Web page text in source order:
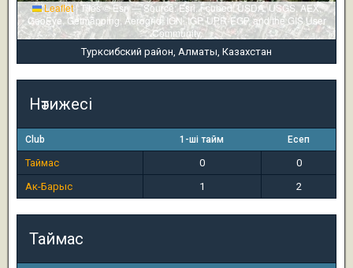
Leaflet |Tiles © Esri — Source: Esri, i-cubed, USDA, USGS, AEX,
GeoEye, Getmapping, Aerogrid, IGN, IGP, UPR-EGP, and the GIS User
Community
Турксибский район, Алматы, Казахстан
Нәтижесі
Club 1-ші тайм Есеп
Таймас 0
0
Ак-Барыс
1 2
Таймас